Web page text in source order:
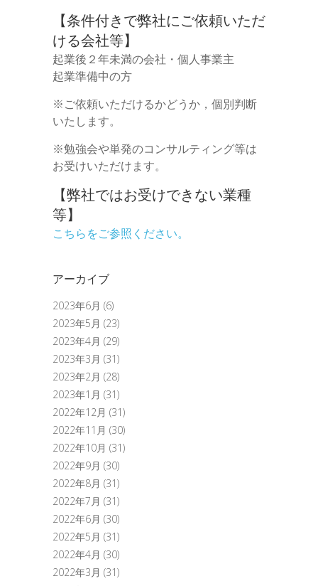
【条件付きで弊社にご依頼いただ
ける会社等】
起業後２年未満の会社・個人事業主
起業準備中の方
※ご依頼いただけるかどうか，個別判断
いたします。
※勉強会や単発のコンサルティング等は
お受けいただけます。
【弊社ではお受けできない業種
等】
こちらをご参照ください。
アーカイブ
2023年6月 (6)
2023年5月 (23)
2023年4月 (29)
2023年3月 (31)
2023年2月 (28)
2023年1月 (31)
2022年12月 (31)
2022年11月 (30)
2022年10月 (31)
2022年9月 (30)
2022年8月 (31)
2022年7月 (31)
2022年6月 (30)
2022年5月 (31)
2022年4月 (30)
2022年3月 (31)